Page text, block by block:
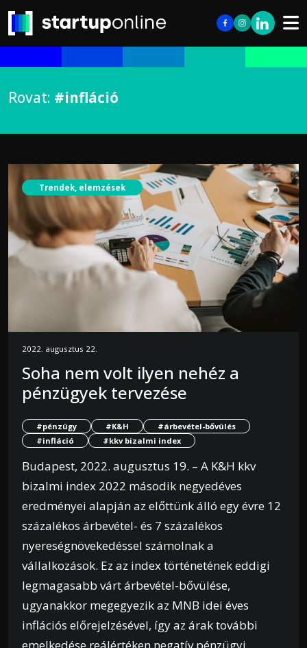
Rovat: #infláció
Trendek, elemzések
2022. augusztus 22.
Soha nem volt ilyen nehéz a
pénzügyek tervezése
#pénzügy #K&H
#árbevétel-bővülés
#infláció
#kkv bizalmi index
Budapest, 2022. augusztus 19. – A K&H kkv
bizalmi index 2022 második negyedéves
eredményei alapján az előttünk álló egy évre 12
százalékos árbevétel- és 7 százalékos
nyereségnövekedéssel számolnak a
vállalkozások. Ez az index történetének eddigi
legmagasabb várt árbevétel-bővülése,
ugyanakkor megegyezik az MNB idei éves
inflációs előrejelzésével, így az árak további